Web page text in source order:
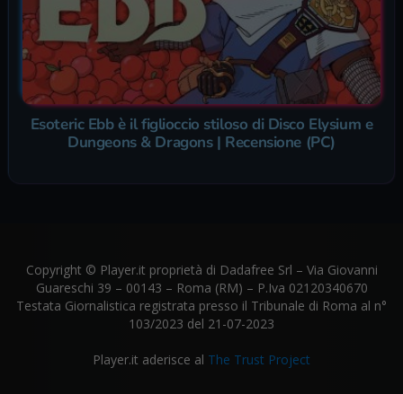
Esoteric Ebb è il figlioccio stiloso di Disco Elysium e
Dungeons & Dragons | Recensione (PC)
Copyright © Player.it proprietà di Dadafree Srl – Via Giovanni
Guareschi 39 – 00143 – Roma (RM) – P.Iva 02120340670
Testata Giornalistica registrata presso il Tribunale di Roma al n°
103/2023 del 21-07-2023
Player.it aderisce al The Trust Project